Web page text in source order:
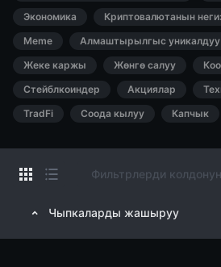
Экономика
Криптовалютанын
Meme
Алмаштырылгыс уникалдуу
Жеке каржы
Жөнгө салуу
Стейблкоиндер
Акциялар
TradFi
Соода кылуу Капчык
Фильтрлерди
Чыпкаларды жашыруу